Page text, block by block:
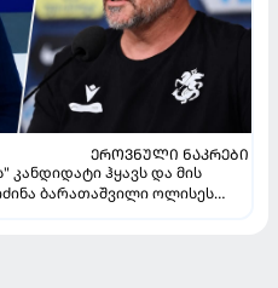
ᲔᲠᲝᲕᲜᲣᲚᲘ ᲜᲐᲙᲠᲔᲑᲘ
კანდიდატი ჰყავს და მის
ბარათაშვილი ოლისეს